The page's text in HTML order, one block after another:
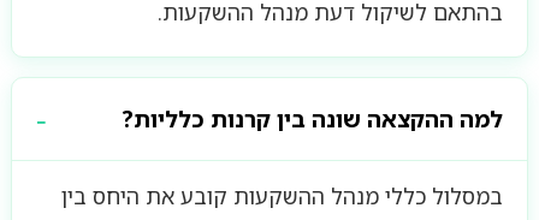
בהתאם לשיקול דעת מנהל ההשקעות.
למה ההקצאה שונה בין קרנות כלליות?
במסלול כללי מנהל ההשקעות קובע את היחס בין